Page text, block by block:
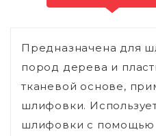
Предназначена для
пород дерева и
тканевой основе,
шлифовки.
шлифовки с